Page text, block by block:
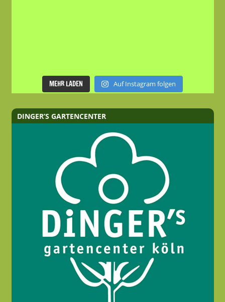
MEHR LADEN Auf Instagram folgen
DINGER’S GARTENCENTER